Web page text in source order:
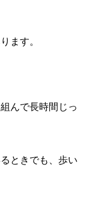
ます。
んで長時間じっ
ときでも、歩い